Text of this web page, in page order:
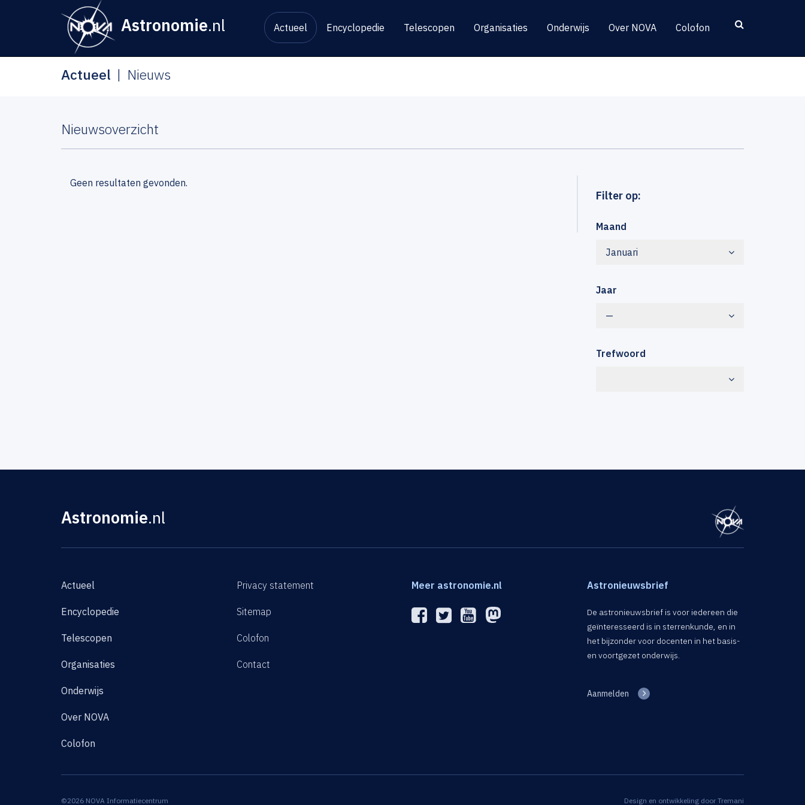
Astronomie.nl Actueel Encyclopedie Telescopen Organisaties Onderwijs Over NOVA Colofon
Actueel Nieuws
Nieuwsoverzicht
Filter op:
Maand
Januari
Jaar
—
Trefwoord
Geen resultaten gevonden.
Astronomie.nl
Actueel
Encyclopedie
Telescopen
Organisaties
Onderwijs
Over NOVA
Colofon
Privacy statement
Sitemap
Colofon
Contact
Meer astronomie.nl Astronieuwsbrief
De astronieuwsbrief is voor iedereen die
geïnteresseerd is in sterrenkunde, en in
het bijzonder voor docenten in het basis-
en voortgezet onderwijs.
Aanmelden
©2026 NOVA Informatiecentrum Design en ontwikkeling door Tremani